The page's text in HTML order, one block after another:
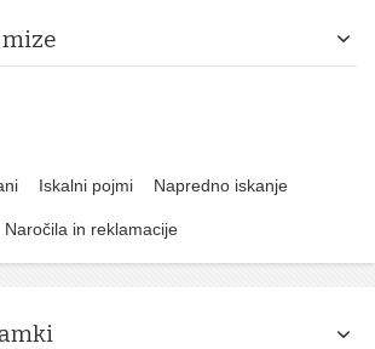
mize
Iskalni pojmi Napredno iskanje
Naročila in reklamacije